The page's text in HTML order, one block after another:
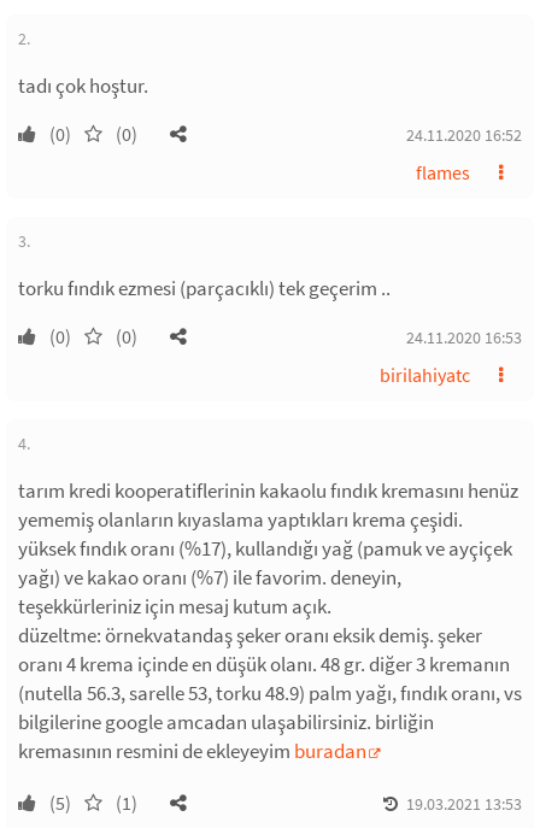
2.
tadı çok hoştur.
(0) (0) 24.11.2020 16:52
flames
3.
torku fındık ezmesi (parçacıklı) tek geçerim ..
(0) (0) 24.11.2020 16:53
birilahiyatc
4.
tarım kredi kooperatiflerinin kakaolu fındık kremasını henüz
yememiş olanların kıyaslama yaptıkları krema çeşidi.
yüksek fındık oranı (%17), kullandığı yağ (pamuk ve ayçiçek
yağı) ve kakao oranı (%7) ile favorim. deneyin,
teşekkürleriniz için mesaj kutum açık.
düzeltme: örnekvatandaş şeker oranı eksik demiş. şeker
oranı 4 krema içinde en düşük olanı. 48 gr. diğer 3 kremanın
(nutella 56.3, sarelle 53, torku 48.9) palm yağı, fındık oranı, vs
bilgilerine google amcadan ulaşabilirsiniz. birliğin
kremasının resmini de ekleyeyim buradan
(5) (1) 19.03.2021 13:53